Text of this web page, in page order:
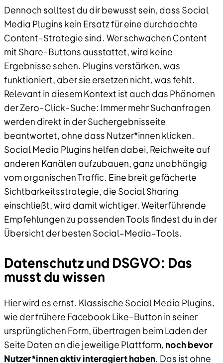
Dennoch solltest du dir bewusst sein, dass Social
Media Plugins kein Ersatz für eine durchdachte
Content–Strategie sind. Wer schwachen Content
mit Share–Buttons ausstattet, wird keine
Ergebnisse sehen. Plugins verstärken, was
funktioniert, aber sie ersetzen nicht, was fehlt.
Relevant in diesem Kontext ist auch das Phänomen
der Zero–Click–Suche: Immer mehr Suchanfragen
werden direkt in der Suchergebnisseite
beantwortet, ohne dass Nutzer*innen klicken.
Social Media Plugins helfen dabei, Reichweite auf
anderen Kanälen aufzubauen, ganz unabhängig
vom organischen Traffic. Eine breit gefächerte
Sichtbarkeitsstrategie, die Social Sharing
einschließt, wird damit wichtiger. Weiterführende
Empfehlungen zu passenden Tools findest du in der
Übersicht der besten Social–Media–Tools.
Datenschutz und DSGVO: Das
musst du wissen
Hier wird es ernst. Klassische Social Media Plugins,
wie der frühere Facebook Like–Button in seiner
ursprünglichen Form, übertragen beim Laden der
Seite Daten an die jeweilige Plattform, noch bevor
Nutzer*innen aktiv interagiert haben. Das ist ohne